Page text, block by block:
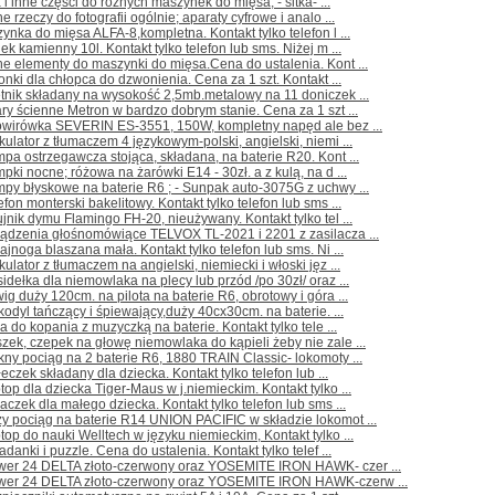
rzeczy do fotografii ogólnie; aparaty cyfrowe i analo ...
do mięsa ALFA-8,kompletna. Kontakt tylko telefon l ...
kamienny 10l. Kontakt tylko telefon lub sms. Niżej m ...
elementy do maszynki do mięsa.Cena do ustalenia. Kont ...
dla chłopca do dzwonienia. Cena za 1 szt. Kontakt ...
składany na wysokość 2,5mb.metalowy na 11 doniczek ...
ścienne Metron w bardzo dobrym stanie. Cena za 1 szt ...
SEVERIN ES-3551, 150W, kompletny napęd ale bez ...
z tłumaczem 4 językowym-polski, angielski, niemi ...
ostrzegawcza stojąca, składana, na baterie R20. Kont ...
nocne; różowa na żarówki E14 - 30zł. a z kulą, na d ...
błyskowe na baterie R6 ; - Sunpak auto-3075G z uchwy ...
monterski bakelitowy. Kontakt tylko telefon lub sms ...
dymu Flamingo FH-20, nieużywany. Kontakt tylko tel ...
głośnomówiące TELVOX TL-2021 i 2201 z zasilacza ...
blaszana mała. Kontakt tylko telefon lub sms. Ni ...
z tłumaczem na angielski, niemiecki i włoski jęz ...
dla niemowlaka na plecy lub przód /po 30zł/ oraz ...
duży 120cm. na pilota na baterie R6, obrotowy i góra ...
tańczący i śpiewający,duży 40cx30cm. na baterie. ...
do kopania z muzyczką na baterie. Kontakt tylko tele ...
czepek na głowę niemowlaka do kąpieli żeby nie zale ...
pociąg na 2 baterie R6, 1880 TRAIN Classic- lokomoty ...
składany dla dziecka. Kontakt tylko telefon lub ...
dla dziecka Tiger-Maus w j.niemieckim. Kontakt tylko ...
dla małego dziecka. Kontakt tylko telefon lub sms ...
pociąg na baterie R14 UNION PACIFIC w składzie lokomot ...
do nauki Welltech w języku niemieckim, Kontakt tylko ...
i puzzle. Cena do ustalenia. Kontakt tylko telef ...
24 DELTA złoto-czerwony oraz YOSEMITE IRON HAWK- czer ...
24 DELTA złoto-czerwony oraz YOSEMITE IRON HAWK-czerw ...